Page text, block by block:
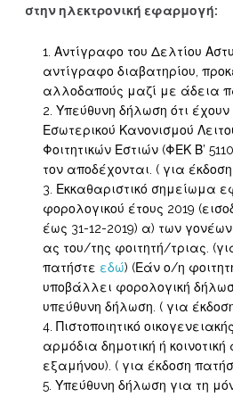
στην ηλεκτρονική εφαρμογή:
Αντίγραφο του Δελτίου
αντίγραφο διαβατηρίου,
αλλοδαπούς μαζί με άδεια
Υπεύθυνη δήλωση ότι
Εσωτερικού Κανονισμού
Φοιτητικών Εστιών (ΦΕΚ Β’
τον αποδέχονται. ( για
Εκκαθαριστικό σημείωμα
φορολογικού έτους 2019
έως 31-12-2019) α) των
ας του/της φοιτητή/τριας.
πατήστε εδώ) (Εάν ο/η
υποβάλλει φορολογική
υπεύθυνη δήλωση. ( για
Πιστοποιητικό
αρμόδια δημοτική ή
εξαμήνου). ( για έκδοση
Υπεύθυνη δήλωση για τη